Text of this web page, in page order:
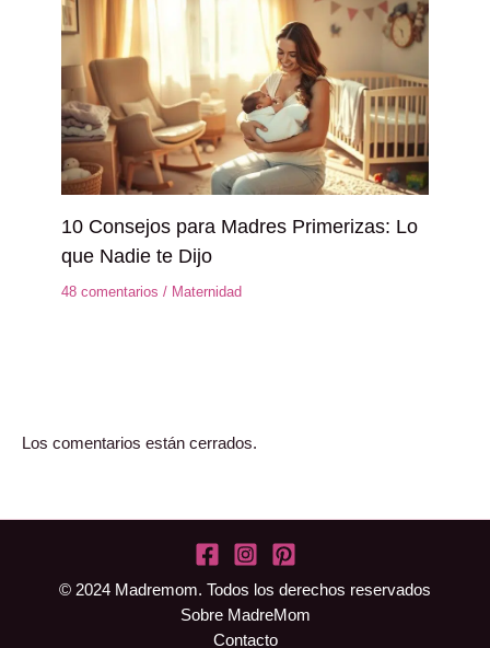
10 Consejos para Madres Primerizas: Lo
que Nadie te Dijo
48 comentarios / Maternidad
Los comentarios están cerrados.
© 2024 Madremom. Todos los derechos reservados
Sobre MadreMom
Contacto